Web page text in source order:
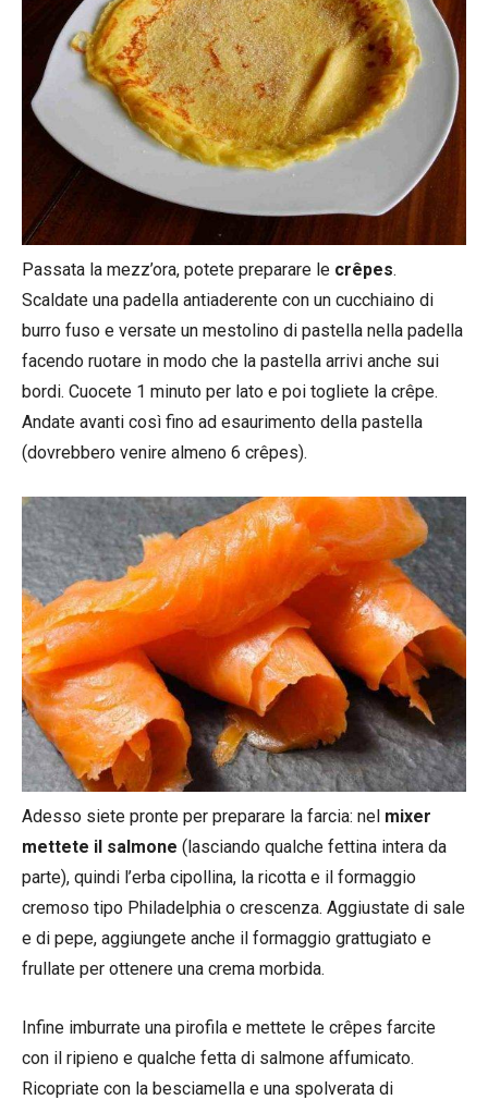
Passata la mezz’ora, potete preparare le crêpes.
Scaldate una padella antiaderente con un cucchiaino di
burro fuso e versate un mestolino di pastella nella padella
facendo ruotare in modo che la pastella arrivi anche sui
bordi. Cuocete 1 minuto per lato e poi togliete la crêpe.
Andate avanti così fino ad esaurimento della pastella
(dovrebbero venire almeno 6 crêpes).
Adesso siete pronte per preparare la farcia: nel mixer
mettete il salmone (lasciando qualche fettina intera da
parte), quindi l’erba cipollina, la ricotta e il formaggio
cremoso tipo Philadelphia o crescenza. Aggiustate di sale
e di pepe, aggiungete anche il formaggio grattugiato e
frullate per ottenere una crema morbida.
Infine imburrate una pirofila e mettete le crêpes farcite
con il ripieno e qualche fetta di salmone affumicato.
Ricopriate con la besciamella e una spolverata di